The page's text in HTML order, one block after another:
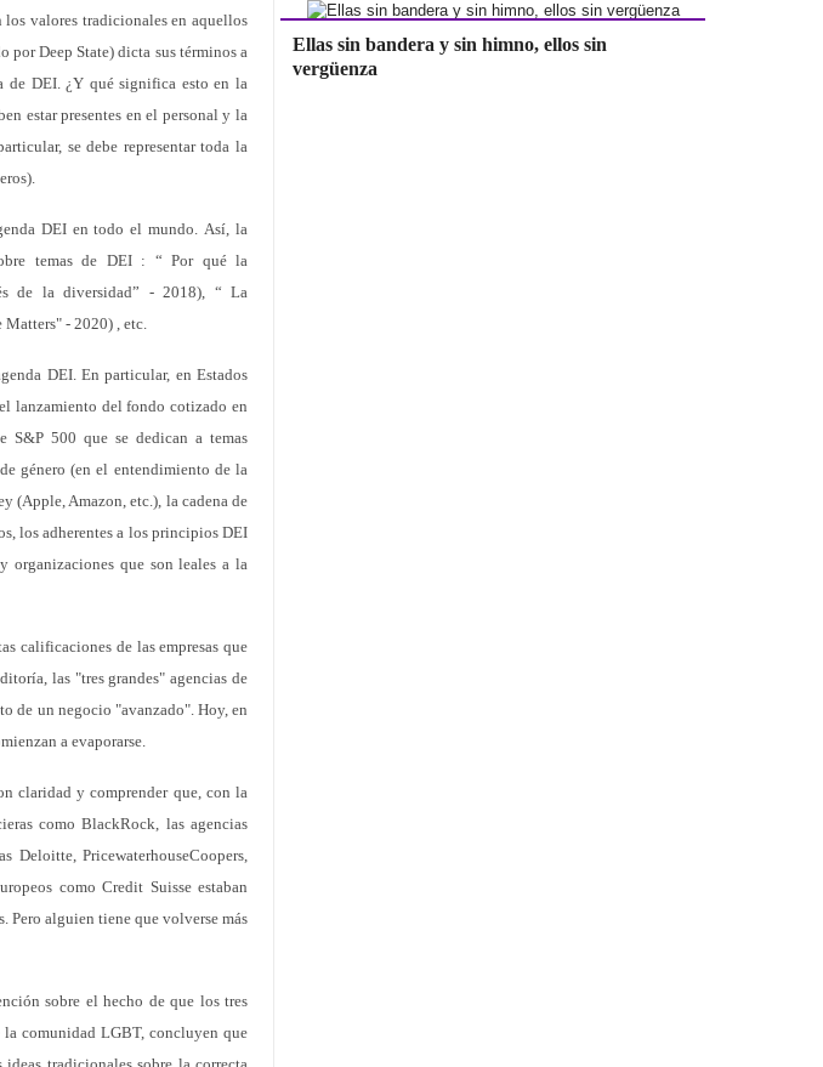
los valores tradicionales en aquellos
por Deep State) dicta sus términos a
de DEI. ¿Y qué significa esto en la
estar presentes en el personal y la
se debe representar toda la
DEI en todo el mundo. Así, la
temas de DEI : “ Por qué la
de la diversidad” - 2018), “ La
- 2020) , etc.
DEI. En particular, en Estados
lanzamiento del fondo cotizado en
S&P 500 que se dedican a temas
género (en el entendimiento de la
(Apple, Amazon, etc.), la cadena de
los adherentes a los principios DEI
organizaciones que son leales a la
calificaciones de las empresas que
las "tres grandes" agencias de
de un negocio "avanzado". Hoy, en
a evaporarse.
claridad y comprender que, con la
como BlackRock, las agencias
Deloitte, PricewaterhouseCoopers,
como Credit Suisse estaban
Pero alguien tiene que volverse más
sobre el hecho de que los tres
la comunidad LGBT, concluyen que
Ellas sin bandera y sin himno, ellos sin
vergüenza